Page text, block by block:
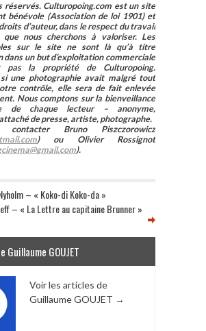
réservés. Culturopoing.com est un site
bénévole (Association de loi 1901) et
d’auteur, dans le respect du travail
nous cherchons à valoriser. Les
sur le site ne sont là qu’à titre
dans un but d’exploitation commerciale
la propriété de Culturopoing.
si une photographie avait malgré tout
contrôle, elle sera de fait enlevée
Nous comptons sur la bienveillance
de chaque lecteur – anonyme,
de presse, artiste, photographe.
Bruno Piszczorowicz
) ou Olivier Rossignot
).
– « Koko-di Koko-da »
– « La Lettre au capitaine Brunner »
Guillaume GOUJET
Voir les articles de
Guillaume GOUJET →